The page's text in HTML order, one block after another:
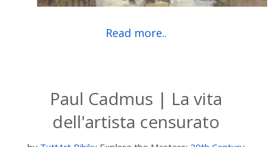
Read more..
Paul Cadmus | La vita
dell'artista censurato